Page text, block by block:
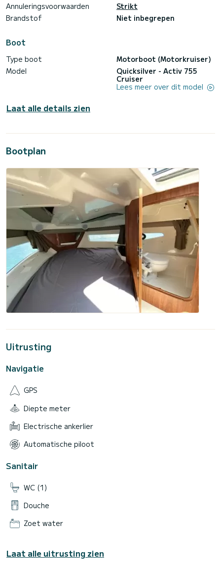
Annuleringsvoorwaarden
Strikt
Brandstof
Niet inbegrepen
Boot
Type boot
Motorboot (Motorkruiser)
Model
Quicksilver - Activ 755
Cruiser
Lees meer over dit model
Laat alle details zien
Bootplan
Uitrusting
Navigatie
GPS
Diepte meter
Electrische ankerlier
Automatische piloot
Sanitair
WC (1)
Douche
Zoet water
Laat alle uitrusting zien